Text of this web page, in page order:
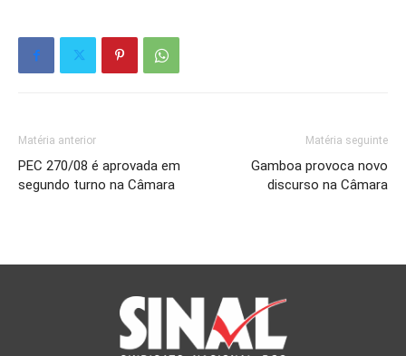
Matéria anterior
PEC 270/08 é aprovada em
segundo turno na Câmara
Matéria seguinte
Gamboa provoca novo
discurso na Câmara